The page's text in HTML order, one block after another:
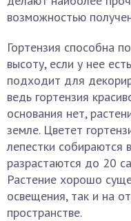
возможностью
Гортензия способна
высоту, если у нее
подходит для
ведь гортензия
основания нет,
земле. Цветет
лепестки собираются
разрастаются до 20
Растение хорошо
освещения, так и на
пространстве.